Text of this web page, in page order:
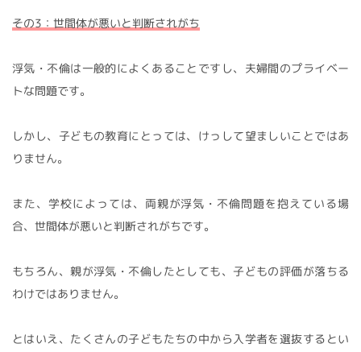
その3：世間体が悪いと判断されがち
浮気・不倫は一般的によくあることですし、夫婦間のプライベー
トな問題です。
しかし、子どもの教育にとっては、けっして望ましいことではあ
りません。
また、学校によっては、両親が浮気・不倫問題を抱えている場
合、世間体が悪いと判断されがちです。
もちろん、親が浮気・不倫したとしても、子どもの評価が落ちる
わけではありません。
とはいえ、たくさんの子どもたちの中から入学者を選抜するとい